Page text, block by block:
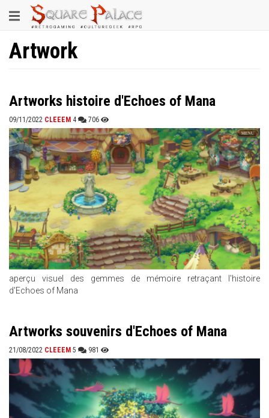
au
contenu
principal
Toggle
navigation
Artwork
Artworks histoire d'Echoes of Mana
09/11/2022 CLEEEM 4 706
aperçu visuel des gemmes de mémoire retraçant l'histoire
d'Echoes of Mana
Artworks souvenirs d'Echoes of Mana
21/08/2022 CLEEEM 5 981